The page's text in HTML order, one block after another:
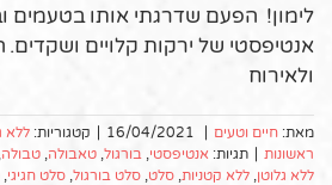
לימון! הפעם שדרגתי אותו בטעמים
אנטיפסטי של ירקות קלויים
ולאירוח
מאת: חיים וטעים |
16/04/2021
| קטגוריות: ללא
ראשונות | תגיות: אנטיפסטי בורגול טאבולה טבולה
ללא גלוטן ללא קטניות סלט סלט בורגול סלט חגיגי